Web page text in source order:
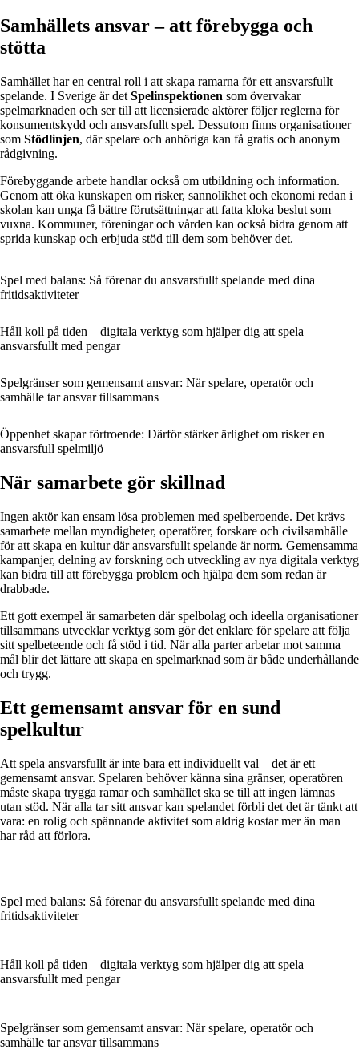
Samhällets ansvar – att förebygga och
stötta
Samhället har en central roll i att skapa ramarna för ett ansvarsfullt
spelande. I Sverige är det Spelinspektionen som övervakar
spelmarknaden och ser till att licensierade aktörer följer reglerna för
konsumentskydd och ansvarsfullt spel. Dessutom finns organisationer
som Stödlinjen, där spelare och anhöriga kan få gratis och anonym
rådgivning.
Förebyggande arbete handlar också om utbildning och information.
Genom att öka kunskapen om risker, sannolikhet och ekonomi redan i
skolan kan unga få bättre förutsättningar att fatta kloka beslut som
vuxna. Kommuner, föreningar och vården kan också bidra genom att
sprida kunskap och erbjuda stöd till dem som behöver det.
Spel med balans: Så förenar du ansvarsfullt spelande med dina
fritidsaktiviteter
Håll koll på tiden – digitala verktyg som hjälper dig att spela
ansvarsfullt med pengar
Spelgränser som gemensamt ansvar: När spelare, operatör och
samhälle tar ansvar tillsammans
Öppenhet skapar förtroende: Därför stärker ärlighet om risker en
ansvarsfull spelmiljö
När samarbete gör skillnad
Ingen aktör kan ensam lösa problemen med spelberoende. Det krävs
samarbete mellan myndigheter, operatörer, forskare och civilsamhälle
för att skapa en kultur där ansvarsfullt spelande är norm. Gemensamma
kampanjer, delning av forskning och utveckling av nya digitala verktyg
kan bidra till att förebygga problem och hjälpa dem som redan är
drabbade.
Ett gott exempel är samarbeten där spelbolag och ideella organisationer
tillsammans utvecklar verktyg som gör det enklare för spelare att följa
sitt spelbeteende och få stöd i tid. När alla parter arbetar mot samma
mål blir det lättare att skapa en spelmarknad som är både underhållande
och trygg.
Ett gemensamt ansvar för en sund
spelkultur
Att spela ansvarsfullt är inte bara ett individuellt val – det är ett
gemensamt ansvar. Spelaren behöver känna sina gränser, operatören
måste skapa trygga ramar och samhället ska se till att ingen lämnas
utan stöd. När alla tar sitt ansvar kan spelandet förbli det det är tänkt att
vara: en rolig och spännande aktivitet som aldrig kostar mer än man
har råd att förlora.
Spel med balans: Så förenar du ansvarsfullt spelande med dina
fritidsaktiviteter
Håll koll på tiden – digitala verktyg som hjälper dig att spela
ansvarsfullt med pengar
Spelgränser som gemensamt ansvar: När spelare, operatör och
samhälle tar ansvar tillsammans